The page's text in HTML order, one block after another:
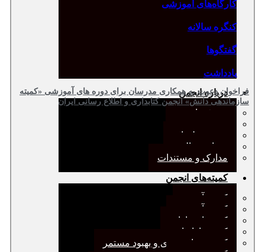
کارگاه‌های آموزشی
کنگره سالانه
گفتگوها
یادداشت
درباره انجمن
معرفی انجمن
صورت‌جلسات
همیاری مالی
مدارک و مستندات
کمیته‌های انجمن
کمیته آرشیو
کمیته آموزش
کمیته انتشارات
کمیته بازاریابی
کمیته برنامه‌ریزی و بهبود مستمر
فراخوان دعوت به همکاری مدرسان برای دوره های آموزشی «کمیته
سازماندهی دانش» انجمن کتابداری و اطلاع رسانی ایران